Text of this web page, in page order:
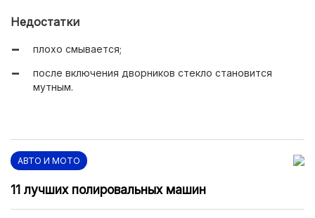
Недостатки
плохо смывается;
после включения дворников стекло становится
мутным.
АВТО И МОТО
11 лучших полировальных машин